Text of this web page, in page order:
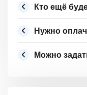
Кто ещё
Нужно
Можно